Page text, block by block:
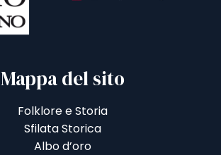
Mappa del sito
Folklore e Storia
Sfilata Storica
Albo d’oro